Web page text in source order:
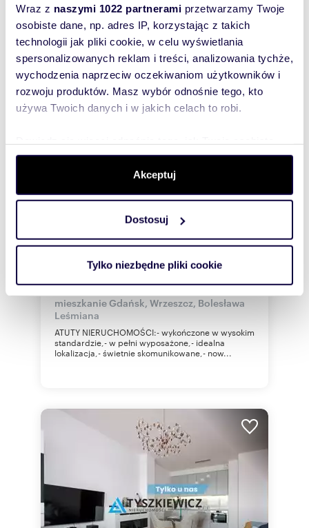
Wraz z naszymi 1022 partnerami przetwarzamy Twoje
osobiste dane, np. adres IP, korzystając z takich
technologii jak pliki cookie, w celu wyświetlania
spersonalizowanych reklam i treści, analizowania tychże,
wychodzenia naprzeciw oczekiwaniom użytkowników i
rozwoju produktów. Masz wybór odnośnie tego, kto
używa Twoich danych i w jakich celach to robi.
dane są przetwarzane oraz ustaw własne preferencje w
. W Deklaracji plików cookie możesz
zmienić lub wycofać swoją zgodę w dowolnej chwili.
Wykorzystujemy pliki cookie do spersonalizowania treści
i reklam, aby oferować funkcje społecznościowe i
korzystasz z naszej witryny, udostępniamy partnerom
Partnerzy mogą połączyć te informacje z innymi danymi
otrzymanymi od Ciebie lub uzyskanymi podczas
korzystania z ich usług.
Akceptuj
Dostosuj
Tylko niezbędne pliki cookie
zł/m
Gdańsku - wysoki standard
3 500 zł/mc + czynsz: 450 zł
mieszkanie Gdańsk, Wrzeszcz, Bolesława
Leśmiana
ATUTY NIERUCHOMOŚCI:- wykończone w wysokim
standardzie,- w pełni wyposażone,- idealna
lokalizacja,- świetnie skomunikowane,- now...